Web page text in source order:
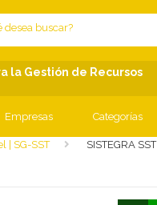
la Gestión de Recursos
Empresas Categorías
| SG-SST SISTEGRA SST